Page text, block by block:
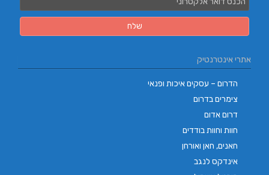
אתרי אינטרנטיק
הדרום – עסקים איכות ופנאי
צימרים בדרום
דרום אדום
חוות וחוות בודדים
חאנים, חאן ואורחן
אינדקס לנגב